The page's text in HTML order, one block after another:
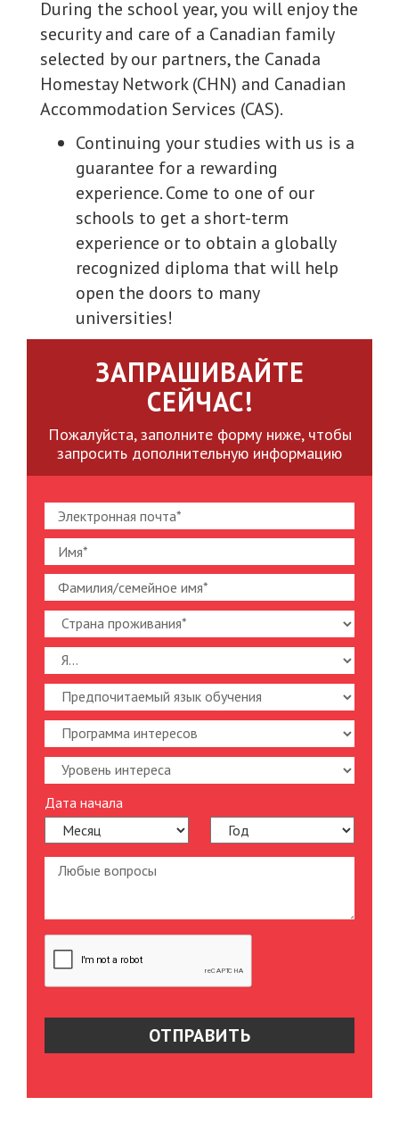
During the school year, you will enjoy the
security and care of a Canadian family
selected by our partners, the Canada
Homestay Network (CHN) and Canadian
Accommodation Services (CAS).
Continuing your studies with us is a
guarantee for a rewarding
experience. Come to one of our
schools to get a short-term
experience or to obtain a globally
recognized diploma that will help
open the doors to many
universities!
ЗАПРАШИВАЙТЕ
СЕЙЧАС!
Пожалуйста, заполните форму ниже, чтобы
запросить дополнительную информацию
Дата начала